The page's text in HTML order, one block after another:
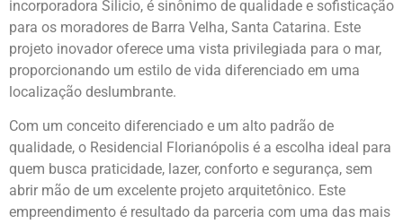
incorporadora Silicio, é sinônimo de qualidade e sofisticação
para os moradores de Barra Velha, Santa Catarina. Este
projeto inovador oferece uma vista privilegiada para o mar,
proporcionando um estilo de vida diferenciado em uma
localização deslumbrante.
Com um conceito diferenciado e um alto padrão de
qualidade, o Residencial Florianópolis é a escolha ideal para
quem busca praticidade, lazer, conforto e segurança, sem
abrir mão de um excelente projeto arquitetônico. Este
empreendimento é resultado da parceria com uma das mais